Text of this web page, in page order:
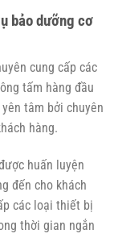
bảo dưỡng cơ
cung cấp các
tấm hàng đầu
tâm bởi chuyên
hàng.
huấn luyện
đến cho khách
các loại thiết bị
thời gian ngắn